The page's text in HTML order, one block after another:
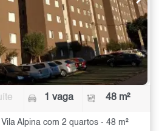
1 vaga 48 m²
Alpina com 2 quartos - 48 m²